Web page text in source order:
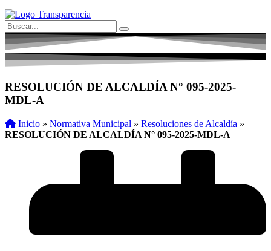
RESOLUCIÓN DE ALCALDÍA N° 095-2025-
MDL-A
Inicio » Normativa Municipal » Resoluciones de Alcaldía »
RESOLUCIÓN DE ALCALDÍA N° 095-2025-MDL-A